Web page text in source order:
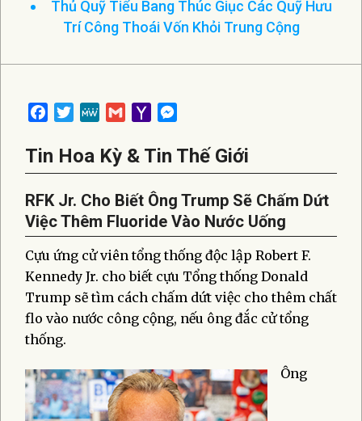
Thủ Quỹ Tiểu Bang Thúc Giục Các Quỹ Hưu
Trí Công Thoái Vốn Khỏi Trung Cộng
Facebook
TwitterMeWeGmailYahoo
Tin Hoa Kỳ & Tin Thế Giới
RFK Jr. Cho Biết Ông Trump Sẽ Chấm Dứt
Việc Thêm Fluoride Vào Nước Uống
Cựu ứng cử viên tổng thống độc lập Robert F.
Kennedy Jr. cho biết cựu Tổng thống Donald
Trump sẽ tìm cách chấm dứt việc cho thêm chất
flo vào nước công cộng, nếu ông đắc cử tổng
thống.
Ông